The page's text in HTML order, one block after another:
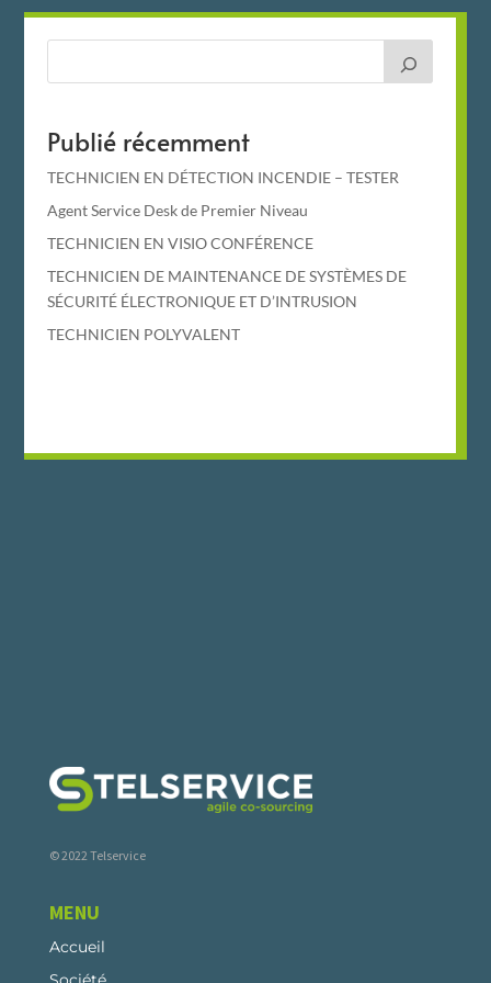
Publié récemment
TECHNICIEN EN DÉTECTION INCENDIE – TESTER
Agent Service Desk de Premier Niveau
TECHNICIEN EN VISIO CONFÉRENCE
TECHNICIEN DE MAINTENANCE DE SYSTÈMES DE
SÉCURITÉ ÉLECTRONIQUE ET D’INTRUSION
TECHNICIEN POLYVALENT
© 2022 Telservice
MENU
Accueil